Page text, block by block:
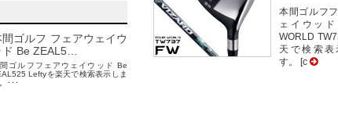
本間ゴルフ
ェイウッド
WORLD
天で検索表
す。 [c
間ゴルフ フェアウェイウ
ド Be ZEAL5…
ゴルフフェアウェイウッド Be
Leftyを楽天で検索表示しま
･･･